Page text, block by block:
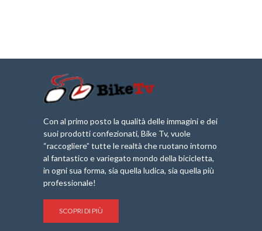
Con al primo posto la qualità delle immagini e dei
suoi prodotti confezionati, Bike Tv, vuole
“raccogliere” tutte le realtà che ruotano intorno
al fantastico e variegato mondo della bicicletta,
in ogni sua forma, sia quella ludica, sia quella più
professionale!
SCOPRI DI PIÙ